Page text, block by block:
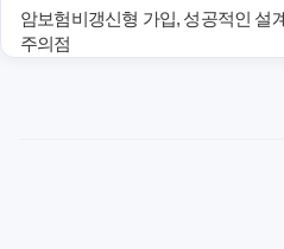
암보험비갱신형 가입, 성공적인 설
주의점